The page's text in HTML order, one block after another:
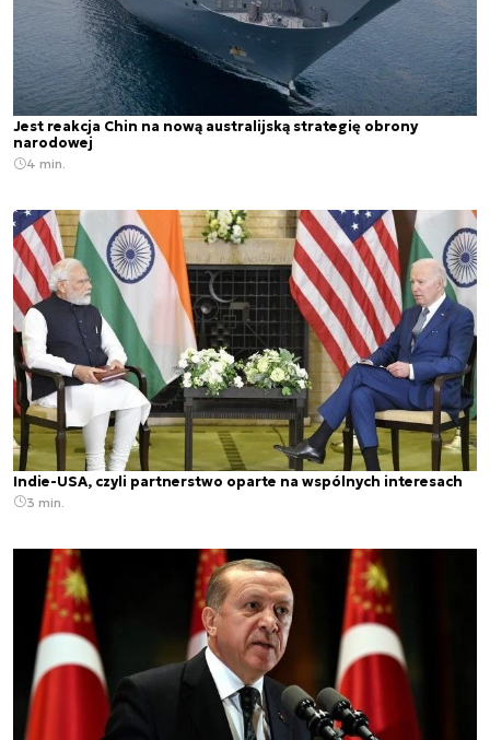
Jest reakcja Chin na nową australijską strategię obrony
narodowej
4 min.
Indie-USA, czyli partnerstwo oparte na wspólnych interesach
3 min.